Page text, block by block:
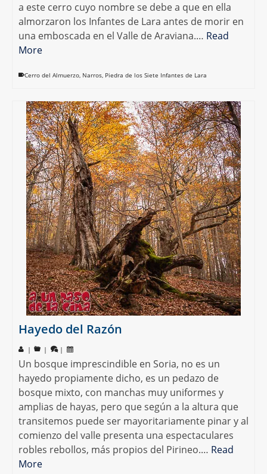
a este cerro cuyo nombre se debe a que en ella
almorzaron los Infantes de Lara antes de morir en
una emboscada en el Valle de Araviana.… Read
More
Cerro del Almuerzo, Narros, Piedra de los Siete Infantes de Lara
Hayedo del Razón
| | |
Un bosque imprescindible en Soria, no es un
hayedo propiamente dicho, es un pedazo de
bosque mixto, con manchas muy uniformes y
amplias de hayas, pero que según a la altura que
transitemos puede ser mayoritariamente pinar y al
comienzo del valle presenta una espectaculares
robles rebollos, más propios del Pirineo.… Read
More